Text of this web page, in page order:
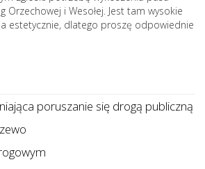
Orzechowej i Wesołej. Jest tam wysokie
estetycznie, dlatego proszę odpowiednie
poruszanie się drogą publiczną